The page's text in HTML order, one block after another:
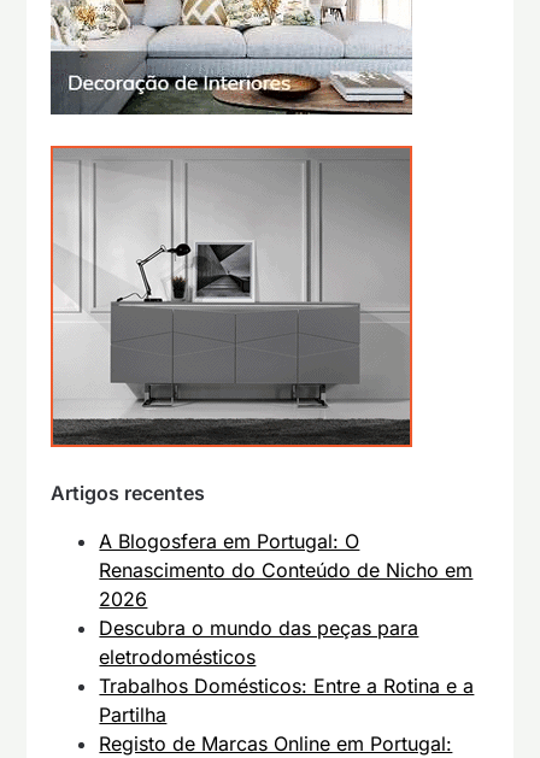
Artigos recentes
A Blogosfera em Portugal: O
Renascimento do Conteúdo de Nicho em
2026
Descubra o mundo das peças para
eletrodomésticos
Trabalhos Domésticos: Entre a Rotina e a
Partilha
Registo de Marcas Online em Portugal: